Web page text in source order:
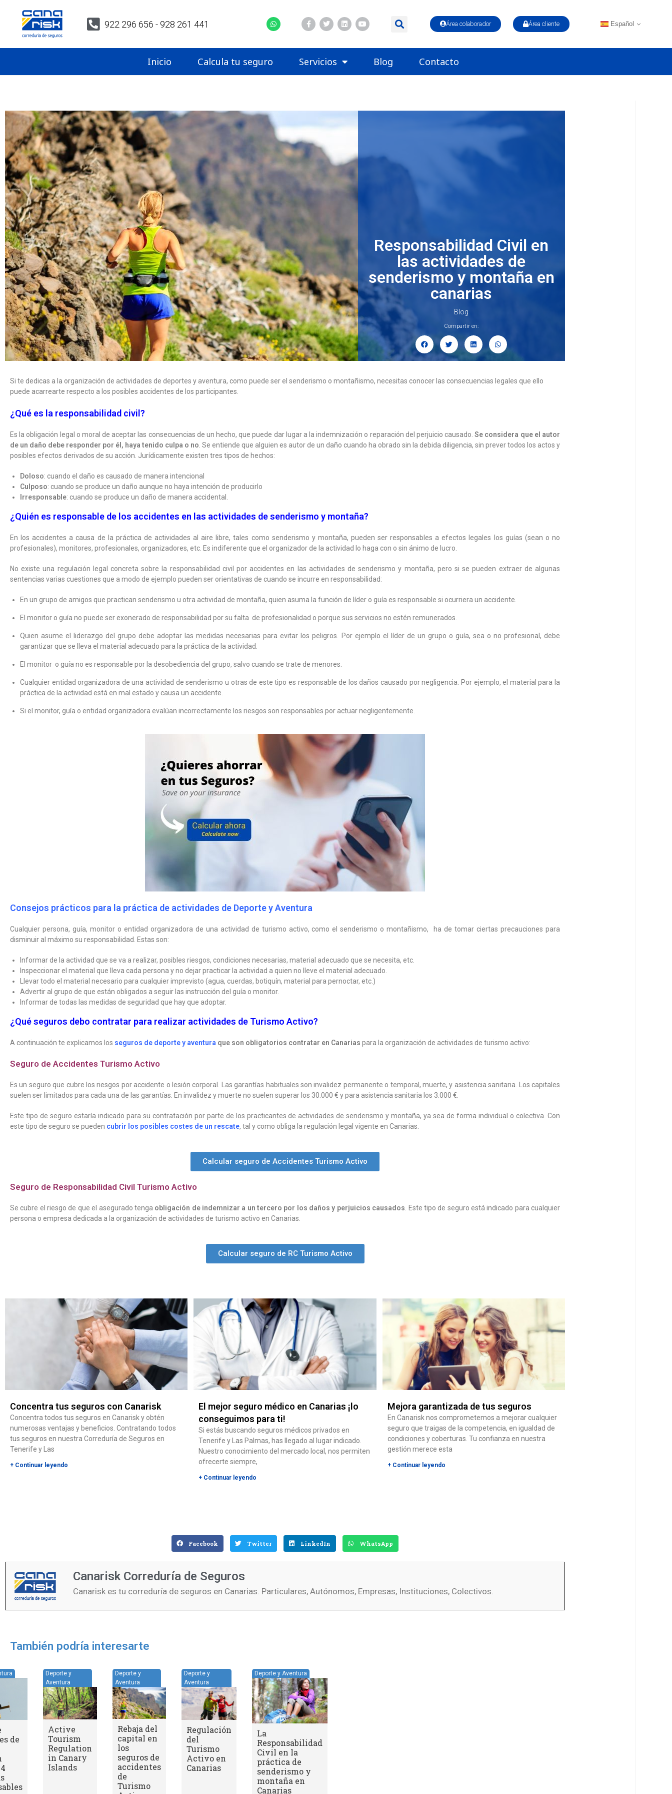
922 296 656 - 928 261 441 Área colaborador Área cliente Español
Inicio Calcula tu seguro Servicios Blog Contacto
Responsabilidad Civil en
las actividades de
senderismo y montaña en
canarias
Blog
Compartir en:
Si te dedicas a la organización de actividades de deportes y aventura, como puede ser el senderismo o montañismo, necesitas conocer las consecuencias legales que ello
puede acarrearte respecto a los posibles accidentes de los participantes.
¿Qué es la responsabilidad civil?
Es la obligación legal o moral de aceptar las consecuencias de un hecho, que puede dar lugar a la indemnización o reparación del perjuicio causado.Se considera que el autor
de un daño debe responder por él, haya tenido culpa o no . Se entiende que alguien es autor de un daño cuando ha obrado sin la debida diligencia, sin prever todos los actos y
posibles efectos derivados de su acción. Jurídicamente existen tres tipos de hechos:
Doloso: cuando el daño es causado de manera intencional
Culposo: cuando se produce un daño aunque no haya intención de producirlo
Irresponsable: cuando se produce un daño de manera accidental.
¿Quién es responsable de los accidentes en las actividades de senderismo y montaña?
En los accidentes a causa de la práctica de actividades al aire libre, tales como senderismo y montaña, pueden ser responsables a efectos legales los guías (sean o no
profesionales), monitores, profesionales, organizadores, etc. Es indiferente que el organizador de la actividad lo haga con o sin ánimo de lucro.
No existe una regulación legal concreta sobre la responsabilidad civil por accidentes en las actividades de senderismo y montaña, pero si se pueden extraer de algunas
sentencias varias cuestiones que a modo de ejemplo pueden ser orientativas de cuando se incurre en responsabilidad:
En un grupo de amigos que practican senderismo u otra actividad de montaña, quien asuma la función de líder o guía es responsable si ocurriera un accidente.
El monitor o guía no puede ser exonerado de responsabilidad por su falta de profesionalidad o porque sus servicios no estén remunerados.
Quien asume el liderazgo del grupo debe adoptar las medidas necesarias para evitar los peligros. Por ejemplo el líder de un grupo o guía, sea o no profesional, debe
garantizar que se lleva el material adecuado para la práctica de la actividad.
El monitor o guía no es responsable por la desobediencia del grupo, salvo cuando se trate de menores.
Cualquier entidad organizadora de una actividad de senderismo u otras de este tipo es responsable de los daños causado por negligencia. Por ejemplo, el material para la
práctica de la actividad está en mal estado y causa un accidente.
Si el monitor, guía o entidad organizadora evalúan incorrectamente los riesgos son responsables por actuar negligentemente.
Consejos prácticos para la práctica de actividades de Deporte y Aventura
Cualquier persona, guía, monitor o entidad organizadora de una actividad de turismo activo, como el senderismo o montañismo, ha de tomar ciertas precauciones para
disminuir al máximo su responsabilidad. Estas son:
Informar de la actividad que se va a realizar, posibles riesgos, condiciones necesarias, material adecuado que se necesita, etc.
Inspeccionar el material que lleva cada persona y no dejar practicar la actividad a quien no lleve el material adecuado.
Llevar todo el material necesario para cualquier imprevisto (agua, cuerdas, botiquín, material para pernoctar, etc.)
Advertir al grupo de que están obligados a seguir las instrucción del guía o monitor.
Informar de todas las medidas de seguridad que hay que adoptar.
¿Qué seguros debo contratar para realizar actividades de Turismo Activo?
A continuación te explicamos los seguros de deporte y aventura que son obligatorios contratar en Canarias para la organización de actividades de turismo activo:
Seguro de Accidentes Turismo Activo
Es un seguro que cubre los riesgos por accidente o lesión corporal. Las garantías habituales son invalidez permanente o temporal, muerte, y asistencia sanitaria. Los capitales
suelen ser limitados para cada una de las garantías. En invalidez y muerte no suelen superar los 30.000 € y para asistencia sanitaria los 3.000 €.
Este tipo de seguro estaría indicado para su contratación por parte de los practicantes de actividades de senderismo y montaña, ya sea de forma individual o colectiva. Con
este tipo de seguro se pueden cubrir los posibles costes de un rescate, tal y como obliga la regulación legal vigente en Canarias.
Calcular seguro de Accidentes Turismo Activo
Seguro de Responsabilidad Civil Turismo Activo
Se cubre el riesgo de que el asegurado tenga obligación de indemnizar a un tercero por los daños y perjuicios causados . Este tipo de seguro está indicado para cualquier
persona o empresa dedicada a la organización de actividades de turismo activo en Canarias.
Calcular seguro de RC Turismo Activo
Concentra tus seguros con Canarisk
Concentra todos tus seguros en Canarisk y obtén
numerosas ventajas y beneficios. Contratando todos
tus seguros en nuestra Correduría de Seguros en
Tenerife y Las
+ Continuar leyendo
El mejor seguro médico en Canarias ¡lo
conseguimos para ti!
Si estás buscando seguros médicos privados en
Tenerife y Las Palmas, has llegado al lugar indicado.
Nuestro conocimiento del mercado local, nos permiten
ofrecerte siempre,
+ Continuar leyendo
Mejora garantizada de tus seguros
En Canarisk nos comprometemos a mejorar cualquier
seguro que traigas de la competencia, en igualdad de
condiciones y coberturas. Tu confianza en nuestra
gestión merece esta
+ Continuar leyendo
Facebook Twitter LinkedIn WhatsApp
Canarisk Correduría de Seguros
Canarisk es tu correduría de seguros en Canarias. Particulares, Autónomos, Empresas, Instituciones, Colectivos.
También podría interesarte
y
Regulación
del
Activo en
Canarias
Deporte y Aventura
La
Responsabilidad
Civil en la
práctica de
senderismo y
montaña en